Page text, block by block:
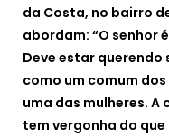
da Costa, no bairro
abordam: “O senhor
Deve estar
como um comum
uma das mulheres. A
tem vergonha do que